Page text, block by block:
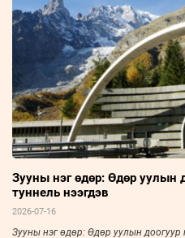
Зууны нэг өдөр: Өдөр уулын
туннель нээгдэв
2026-07-16
Зууны нэг өдөр: Өдөр уулын доогуур